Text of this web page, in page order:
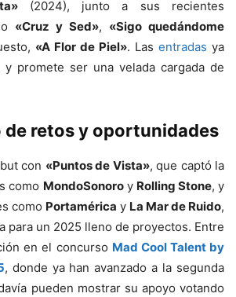
(2024), junto a sus recientes
«Cruz y Sed», «Sigo quedándome
«A Flor de Piel». Las entradas ya
y promete ser una velada cargada de
de retos y oportunidades
con «Puntos de Vista», que captó la
como MondoSonoroy Rolling Stone, y
como Portamérica y La Mar de Ruido,
para un 2025 lleno de proyectos. Entre
en el concurso Mad Cool Talent by
, donde ya han avanzado a la segunda
pueden mostrar su apoyo votando